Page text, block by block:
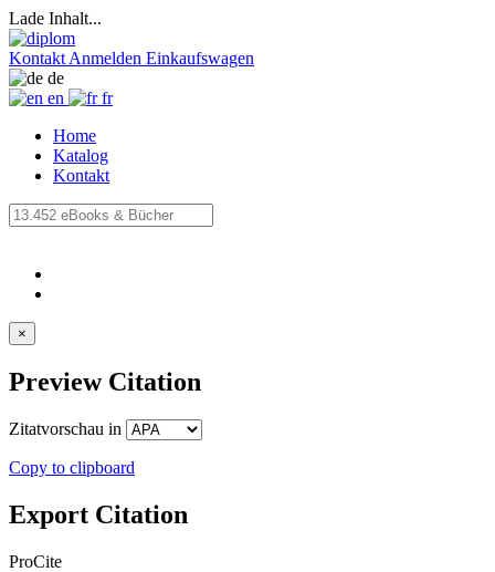
Lade Inhalt...
Kontakt Anmelden Einkaufswagen
de
en
fr
Home
Katalog
Kontakt
×
Preview Citation
Zitatvorschau in
Copy to clipboard
Export Citation
ProCite